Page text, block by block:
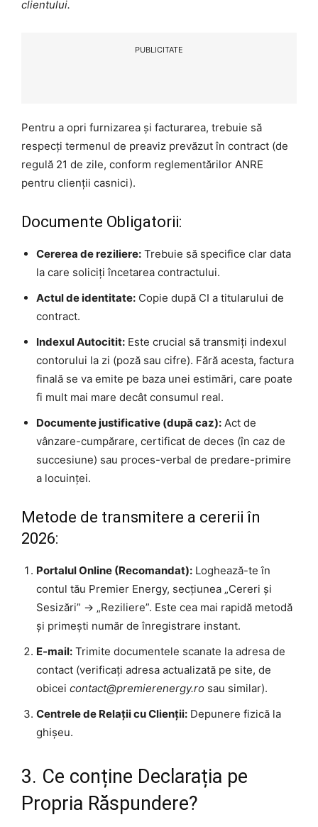
clientului.
PUBLICITATE
Pentru a opri furnizarea și facturarea, trebuie să
respecți termenul de preaviz prevăzut în contract (de
regulă 21 de zile, conform reglementărilor ANRE
pentru clienții casnici).
Documente Obligatorii:
Cererea de reziliere: Trebuie să specifice clar data
la care soliciți încetarea contractului.
Actul de identitate: Copie după CI a titularului de
contract.
Indexul Autocitit: Este crucial să transmiți indexul
contorului la zi (poză sau cifre). Fără acesta, factura
finală se va emite pe baza unei estimări, care poate
fi mult mai mare decât consumul real.
Documente justificative (după caz): Act de
vânzare-cumpărare, certificat de deces (în caz de
succesiune) sau proces-verbal de predare-primire
a locuinței.
Metode de transmitere a cererii în
2026:
Portalul Online (Recomandat): Loghează-te în
contul tău Premier Energy, secțiunea „Cereri și
Sesizări” -> „Reziliere”. Este cea mai rapidă metodă
și primești număr de înregistrare instant.
E-mail: Trimite documentele scanate la adresa de
contact (verificați adresa actualizată pe site, de
obicei contact@premierenergy.ro sau similar).
Centrele de Relații cu Clienții: Depunere fizică la
ghișeu.
3. Ce conține Declarația pe
Propria Răspundere?